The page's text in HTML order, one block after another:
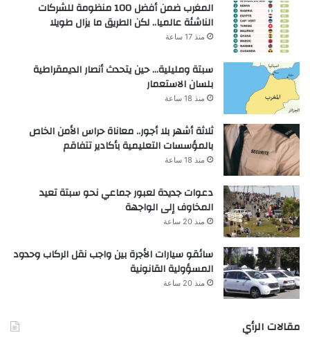
المغرب ضمن أفضل 100 منظومة للشركات
الناشئة عالميا.. لكن الطريق ما يزال طويلا
منذ 17 ساعة
سبتة ومليلية… حين يتحدث أنصار الديمقراطية
بلسان الاستعمار
منذ 18 ساعة
ثلاثة أشهر بلا أجور.. معاناة حراس الأمن الخاص
بالمؤسسات التعليمية بأكادير تتفاقم
منذ 18 ساعة
دعوات جديدة لعبور جماعي نحو سبتة تعيد
المخاوف إلى الواجهة
منذ 20 ساعة
سائقو سيارات الأجرة بين واجب نقل الركاب وحدود
المسؤولية القانونية
منذ 20 ساعة
مقالات الرأي